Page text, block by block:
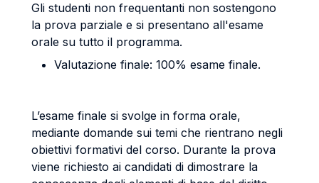
Gli studenti non frequentanti non sostengono
la prova parziale e si presentano all'esame
orale su tutto il programma.
Valutazione finale: 100% esame finale.
L’esame finale si svolge in forma orale,
mediante domande sui temi che rientrano negli
obiettivi formativi del corso. Durante la prova
viene richiesto ai candidati di dimostrare la